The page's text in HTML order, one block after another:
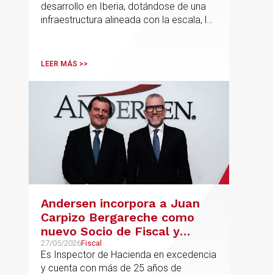
desarrollo en Iberia, dotándose de una
infraestructura alineada con la escala, la
LEER MÁS >>
Andersen incorpora a Juan
Carpizo Bergareche como
nuevo Socio de Fiscal y
responsable de la práctica
ibérica de Fiscalidad Local
27/05/2026Fiscal
Es Inspector de Hacienda en excedencia
y cuenta con más de 25 años de